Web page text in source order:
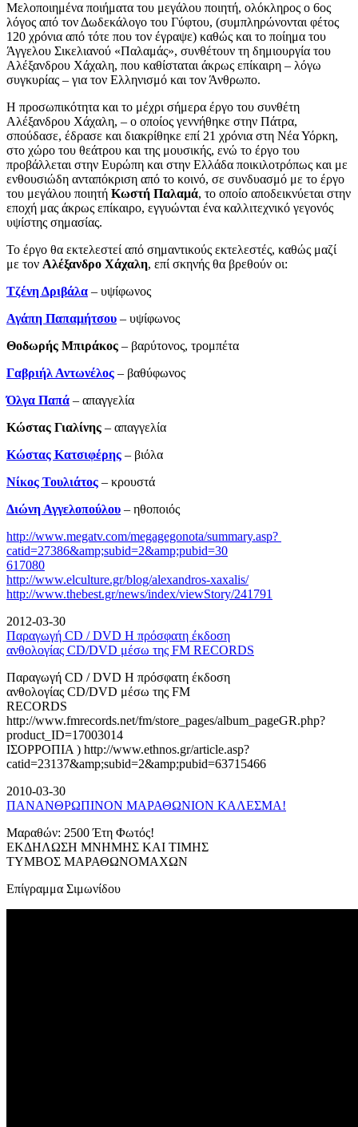
Μελοποιημένα ποιήματα του μεγάλου ποιητή, ολόκληρος ο 6ος
λόγος από τον Δωδεκάλογο του Γύφτου, (συμπληρώνονται φέτος
120 χρόνια από τότε που τον έγραψε) καθώς και το ποίημα του
Άγγελου Σικελιανού «Παλαμάς», συνθέτουν τη δημιουργία του
Αλέξανδρου Χάχαλη, που καθίσταται άκρως επίκαιρη – λόγω
συγκυρίας – για τον Ελληνισμό και τον Άνθρωπο.
Η προσωπικότητα και το μέχρι σήμερα έργο του συνθέτη
Αλέξανδρου Χάχαλη, – ο οποίος γεννήθηκε στην Πάτρα,
σπούδασε, έδρασε και διακρίθηκε επί 21 χρόνια στη Νέα Υόρκη,
στο χώρο του θεάτρου και της μουσικής, ενώ το έργο του
προβάλλεται στην Ευρώπη και στην Ελλάδα ποικιλοτρόπως και με
ενθουσιώδη ανταπόκριση από το κοινό, σε συνδυασμό με το έργο
του μεγάλου ποιητή Κωστή Παλαμά, το οποίο αποδεικνύεται στην
εποχή μας άκρως επίκαιρο, εγγυώνται ένα καλλιτεχνικό γεγονός
υψίστης σημασίας.
Το έργο θα εκτελεστεί από σημαντικούς εκτελεστές, καθώς μαζί
με τον Αλέξανδρο Χάχαλη, επί σκηνής θα βρεθούν οι:
Τζένη Δριβάλα – υψίφωνος
Αγάπη Παπαμήτσου – υψίφωνος
Θοδωρής Μπιράκος – βαρύτονος, τρομπέτα
Γαβριήλ Αντωνέλος – βαθύφωνος
Όλγα Παπά – απαγγελία
Κώστας Γιαλίνης ­– απαγγελία
Κώστας Κατσιφέρης – βιόλα
Νίκος Τουλιάτος – κρουστά
Διώνη Αγγελοπούλου – ηθοποιός
http://www.megatv.com/megagegonota/summary.asp?
catid=27386&amp;subid=2&amp;pubid=30
617080
http://www.elculture.gr/blog/alexandros-xaxalis/
http://www.thebest.gr/news/index/viewStory/241791
2012-03-30
Παραγωγή CD / DVD Η πρόσφατη έκδοση
ανθολογίας CD/DVD μέσω της FM RECORDS
Παραγωγή CD / DVD Η πρόσφατη έκδοση
ανθολογίας CD/DVD μέσω της FM
RECORDS
http://www.fmrecords.net/fm/store_pages/album_pageGR.php?
product_ID=17003014
ΙΣΟΡΡΟΠΙΑ ) http://www.ethnos.gr/article.asp?
catid=23137&amp;subid=2&amp;pubid=63715466
2010-03-30
ΠΑΝΑΝΘΡΩΠΙΝΟΝ ΜΑΡΑΘΩΝΙΟΝ ΚΑΛΕΣΜΑ!
Μαραθών: 2500 Έτη Φωτός!
ΕΚΔΗΛΩΣΗ ΜΝΗΜΗΣ ΚΑΙ ΤΙΜΗΣ
ΤΥΜΒΟΣ ΜΑΡΑΘΩΝΟΜΑΧΩΝ
Επίγραμμα Σιμωνίδου